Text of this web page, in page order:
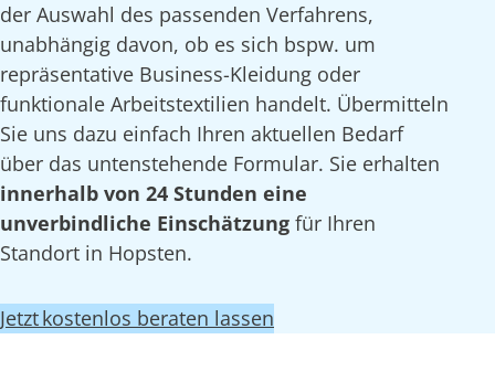
der Auswahl des passenden Verfahrens,
unabhängig davon, ob es sich bspw. um
repräsentative Business-Kleidung oder
funktionale Arbeitstextilien handelt. Übermitteln
Sie uns dazu einfach Ihren aktuellen Bedarf
über das untenstehende Formular. Sie erhalten
innerhalb von 24 Stunden eine
unverbindliche Einschätzung für Ihren
Standort in Hopsten.
Jetzt kostenlos beraten lassen